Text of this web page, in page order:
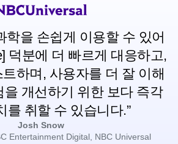
학을 손쉽게 이용할 수 있어
덕분에 더 빠르게 대응하고,
하며, 사용자를 더 잘 이해
을 개선하기 위한 보다 즉각
를 취할 수 있습니다.”
Josh Snow
Entertainment Digital, NBC Universal